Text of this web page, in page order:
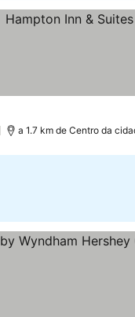
a 1.7 km de Centro da